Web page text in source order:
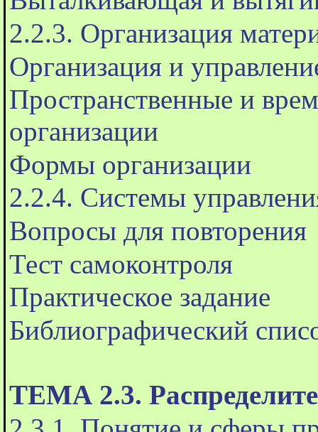
2.2.3. Организация
Организация и
Пространственные и
организации
Формы организации
2.2.4. Системы
Вопросы для повторения
Тест самоконтроля
Практическое задание
Библиографический
ТЕМА 2.3.